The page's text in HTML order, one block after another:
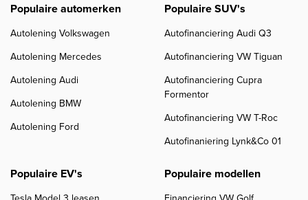
Populaire automerken
Autolening Volkswagen
Autolening Mercedes
Autolening Audi
Autolening BMW
Autolening Ford
Populaire SUV's
Autofinanciering Audi Q3
Autofinanciering VW Tiguan
Autofinanciering Cupra
Formentor
Autofinanciering VW T-Roc
Autofinaniering Lynk&Co 01
Populaire EV's Populaire modellen